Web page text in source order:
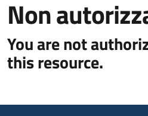
Argomenti
Novità
Servizi
Non
You are not
this resource.